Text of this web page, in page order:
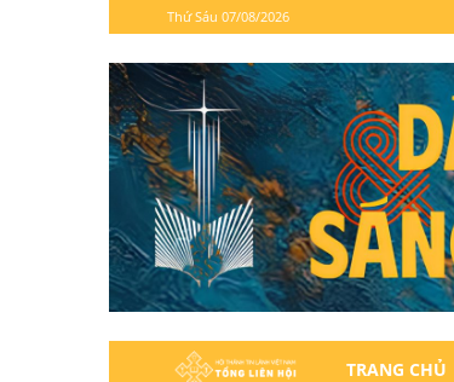
Thứ Sáu 07/08/2026
HộiTRANG CHỦ